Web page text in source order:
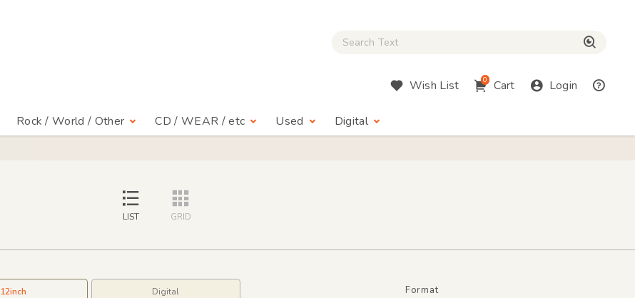
Close Search box
Wish List 0 Cart Login
Rock / World / Other CD / WEAR / etc Used Digital
LIST GRID
12inch Digital Format